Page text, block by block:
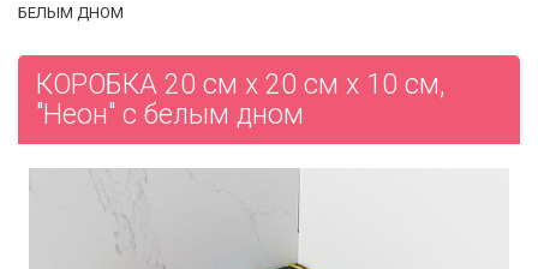
БЕЛЫМ ДНОМ
КОРОБКА 20 см х 20 см х 10 см,
"Неон" c белым дном